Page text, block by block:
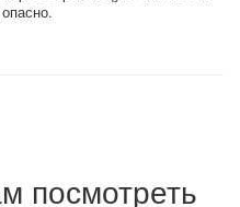
посмотреть